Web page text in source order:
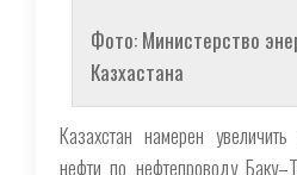
Фото: Министерство
Казхастана
Казахстан намерен
нефти по нефтепроводу